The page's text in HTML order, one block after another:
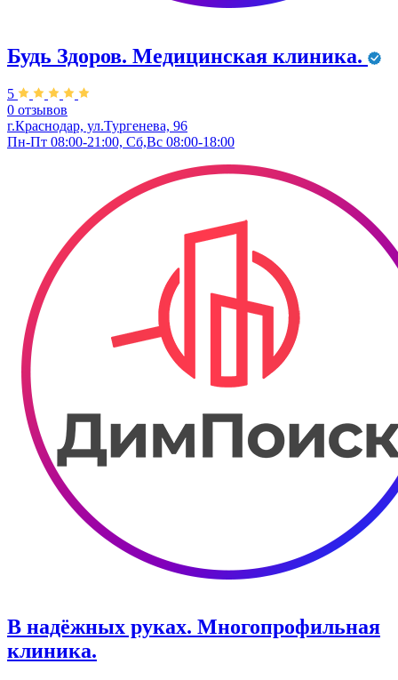
Будь Здоров. Медицинская клиника.
5
0 отзывов
г.Краснодар, ул.Тургенева, 96
Пн-Пт 08:00-21:00, Сб,Вс 08:00-18:00
В надёжных руках. Многопрофильная
клиника.